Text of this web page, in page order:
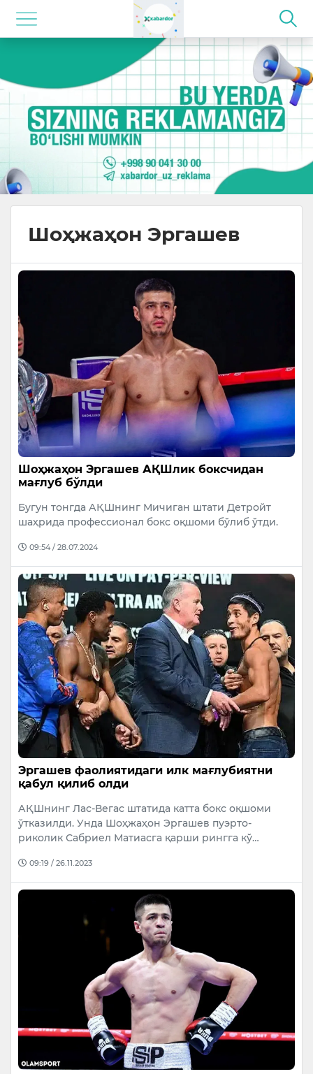
Шоҳжаҳон Эргашев
Шоҳжаҳон Эргашев АҚШлик боксчидан
мағлуб бўлди
Бугун тонгда АҚШнинг Мичиган штати Детройт
шаҳрида профессионал бокс оқшоми бўлиб ўтди.
09:54 / 28.07.2024
Эргашев фаолиятидаги илк мағлубиятни
қабул қилиб олди
АҚШнинг Лас-Вегас штатида катта бокс оқшоми
ўтказилди. Унда Шоҳжаҳон Эргашев пуэрто-
риколик Сабриел Матиасга қарши рингга кў…
09:19 / 26.11.2023